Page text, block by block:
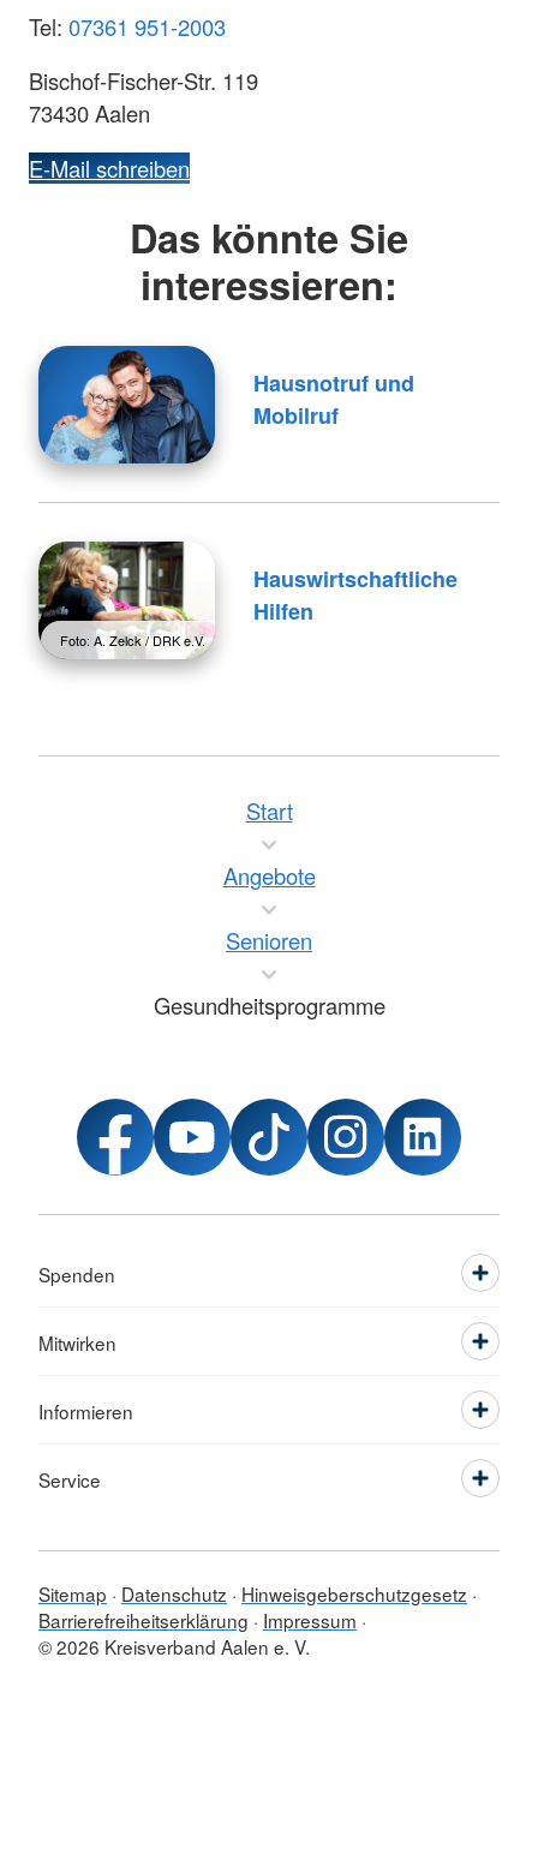
Tel: 07361 951-2003
Bischof-Fischer-Str. 119
73430 Aalen
E-Mail schreiben
Das könnte Sie
interessieren:
Hausnotruf und
Mobilruf
Foto: A. Zelck / DRK e.V.
Hauswirtschaftliche
Hilfen
Start
Angebote
Senioren
Gesundheitsprogramme
Spenden
Mitwirken
Informieren
Service
Sitemap Datenschutz
Hinweisgeberschutzgesetz
Barrierefreiheitserklärung
Impressum
© 2026 Kreisverband Aalen e. V.